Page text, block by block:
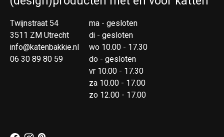
Twijnstraat 54
3511 ZM Utrecht
info@katenbakkie.nl
06 30 89 80 59
ma - gesloten
di - gesloten
wo 10.00 - 17.30
do - gesloten
vr 10.00 - 17.30
za 10.00 - 17.00
zo 12.00 - 17.00